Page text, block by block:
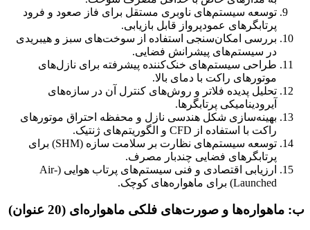
توسعه سیستم‌های ناوبری مستقل برای فاز صعود و فرود
پرتابگرهای عمودپرواز قابل بازیابی.
بررسی امکان‌سنجی استفاده از سوخت‌های سبز و هیبریدی
در سیستم‌های پیشرانش فضایی.
طراحی سیستم‌های خنک‌کننده پیشرفته برای نازل‌های
موتورهای راکت با دمای بالا.
تحلیل پدیده فلاتر و روش‌های کنترل آن در سازه‌های
آیرودینامیکی پرتابگرها.
بهینه‌سازی شکل هندسی نازل و محفظه احتراق موتورهای
راکت با استفاده از CFD و الگوریتم‌های ژنتیک.
توسعه سیستم‌های نظارت بر سلامت سازه (SHM) برای
پرتابگرهای فضایی چندبار مصرف.
ارزیابی اقتصادی و فنی سیستم‌های پرتاب هوایی (Air-
Launched) برای ماهواره‌های کوچک.
ب: ماهواره‌ها و صورت‌های فلکی ماهواره‌ای (20 عنوان)